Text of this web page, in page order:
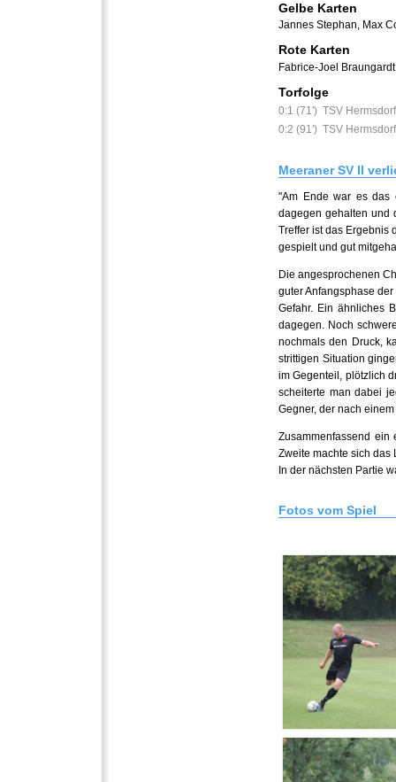
Gelbe Karten
Jannes Stephan, Max
Rote Karten
Fabrice-Joel
Torfolge
0:1 (71') TSV
0:2 (91') TSV
Meeraner SV II
"Am Ende war es das
dagegen gehalten und
Treffer ist das Ergebnis
gespielt und gut
Die angesprochenen
guter Anfangsphase
Gefahr. Ein ähnliches
dagegen. Noch
nochmals den Druck,
strittigen Situation
im Gegenteil, plötzlich
scheiterte man dabei
Gegner, der nach
Zusammenfassend
Zweite machte sich das
In der nächsten Partie
Fotos vom Spiel